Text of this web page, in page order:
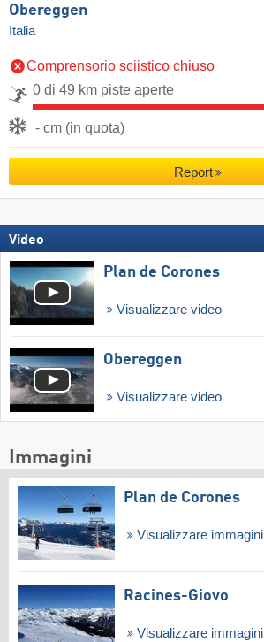
Obereggen
Italia
Comprensorio sciistico chiuso
0 di 49 km piste aperte
- cm (in quota)
Report
Video
Plan de Corones
Visualizzare video
Obereggen
Visualizzare video
Immagini
Plan de Corones
Visualizzare immagini
Racines-Giovo
Visualizzare immagini